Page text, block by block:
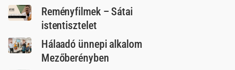
Reményfilmek – Sátai
istentisztelet
Hálaadó ünnepi alkalom
Mezőberényben